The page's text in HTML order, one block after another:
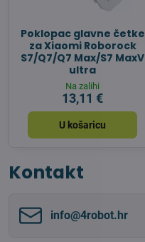
Poklopac glavne četke
za Xiaomi Roborock
S7/Q7/Q7 Max/S7 MaxV
ultra
Na zalihi
13,11 €
U košaricu
Kontakt
info​@4robot​.hr